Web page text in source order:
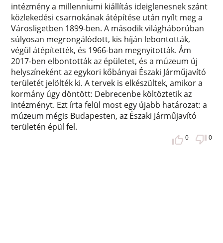
intézmény a millenniumi kiállítás ideiglenesnek szánt
közlekedési csarnokának átépítése után nyílt meg a
Városligetben 1899-ben. A második világháborúban
súlyosan megrongálódott, kis híján lebontották,
végül átépítették, és 1966-ban megnyitották. Ám
2017-ben elbontották az épületet, és a múzeum új
helyszíneként az egykori kőbányai Északi Járműjavító
területét jelölték ki. A tervek is elkészültek, amikor a
kormány úgy döntött: Debrecenbe költöztetik az
intézményt. Ezt írta felül most egy újabb határozat: a
múzeum mégis Budapesten, az Északi Járműjavító
területén épül fel.
0 0